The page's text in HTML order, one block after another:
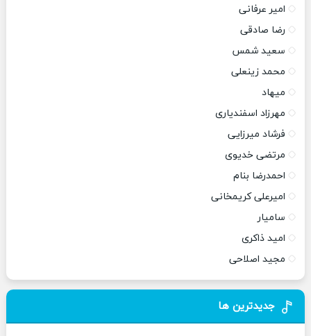
امیر عرفانی
رضا صادقی
سعید شمس
محمد زینعلی
میهاد
مهرزاد اسفندیاری
فرشاد میرزایی
مرتضی خدیوی
احمدرضا بنام
امیرعلی کریمخانی
سامیار
امید ذاکری
مجید اصلاحی
جدیدترین ها